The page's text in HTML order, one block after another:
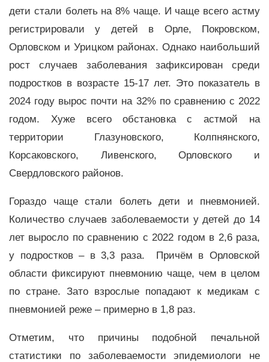
дети стали болеть на 8% чаще. И чаще всего астму
регистрировали у детей в Орле, Покровском,
Орловском и Урицком районах. Однако наибольший
рост случаев заболевания зафиксирован среди
подростков в возрасте 15-17 лет. Это показатель в
2024 году вырос почти на 32% по сравнению с 2022
годом. Хуже всего обстановка с астмой на
территории Глазуновского, Колпнянского,
Корсаковского, Ливенского, Орловского и
Свердловского районов.
Гораздо чаще стали болеть дети и пневмонией.
Количество случаев заболеваемости у детей до 14
лет выросло по сравнению с 2022 годом в 2,6 раза,
у подростков – в 3,3 раза. Причём в Орловской
области фиксируют пневмонию чаще, чем в целом
по стране. Зато взрослые попадают к медикам с
пневмонией реже – примерно в 1,8 раз.
Отметим, что причины подобной печальной
статистики по заболеваемости эпидемиологи не